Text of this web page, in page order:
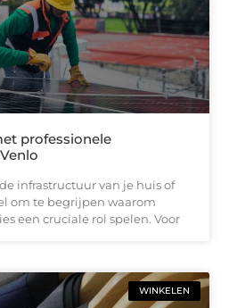
professionele
infrastructuur van je huis of
om te begrijpen waarom
een cruciale rol spelen. Voor
WINKELEN